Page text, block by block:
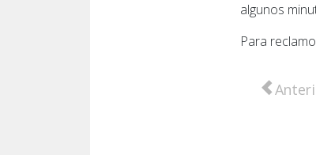
algunos
Para
Artículo